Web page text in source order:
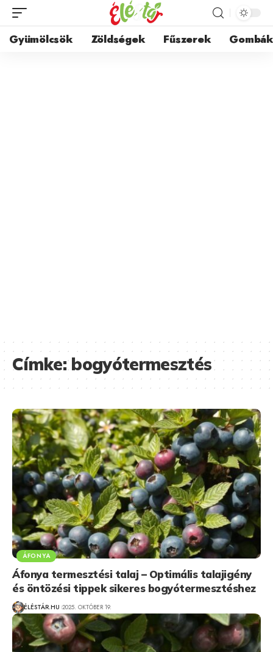
Gyümölcsök Zöldségek Fűszerek Gombák
Címke:bogyótermesztés
ÁFONYA
Áfonya termesztési talaj – Optimális talajigény
és öntözési tippek sikeres bogyótermesztéshez
ÉLÉSTÁR.HU 2025. OKTÓBER 19.